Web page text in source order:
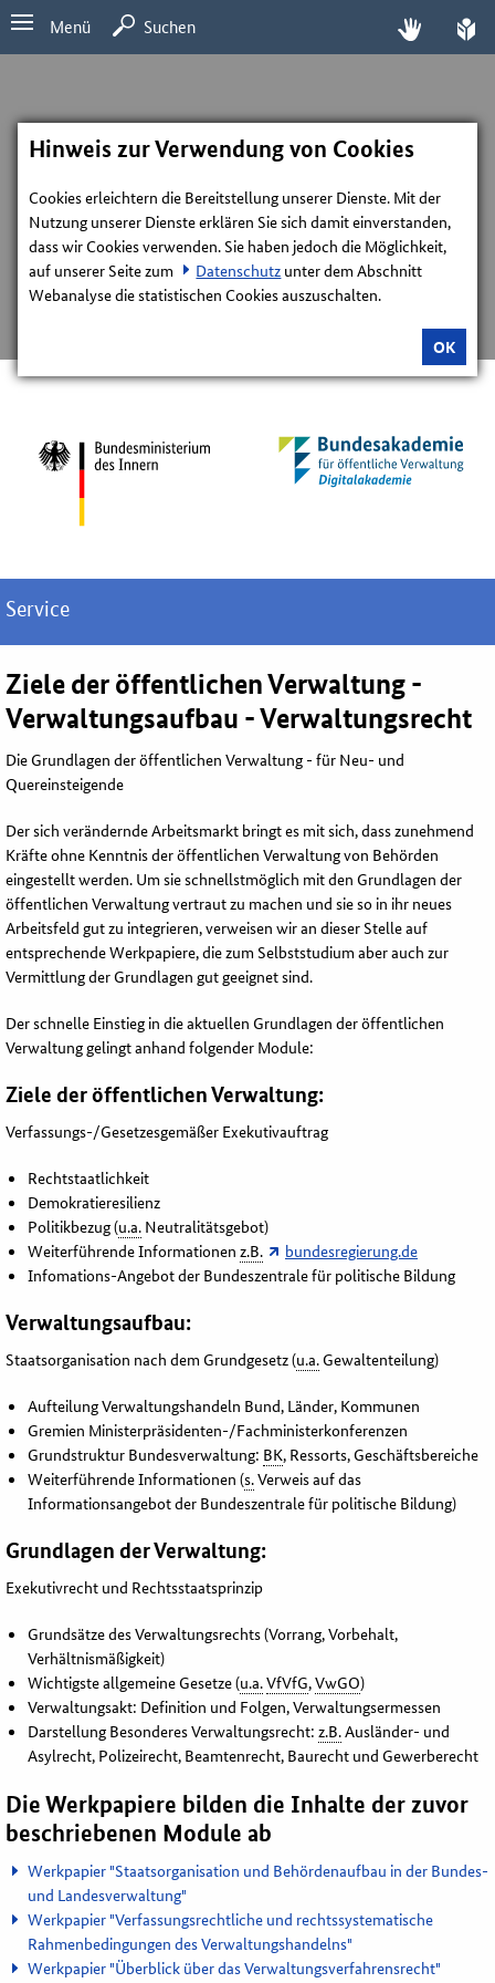
Menü Suchen
Hinweis zur Verwendung von Cookies
Cookies erleichtern die Bereitstellung unserer Dienste. Mit der
Nutzung unserer Dienste erklären Sie sich damit einverstanden,
dass wir Cookies verwenden. Sie haben jedoch die Möglichkeit,
auf unserer Seite zum
Datenschutz unter dem Abschnitt
Webanalyse die statistischen Cookies auszuschalten.
OK
Service
Ziele der öffentlichen Verwaltung -
Verwaltungsaufbau - Verwaltungsrecht
Die Grundlagen der öffentlichen Verwaltung - für Neu- und
Quereinsteigende
Der sich verändernde Arbeitsmarkt bringt es mit sich, dass zunehmend
Kräfte ohne Kenntnis der öffentlichen Verwaltung von Behörden
eingestellt werden. Um sie schnellstmöglich mit den Grundlagen der
öffentlichen Verwaltung vertraut zu machen und sie so in ihr neues
Arbeitsfeld gut zu integrieren, verweisen wir an dieser Stelle auf
entsprechende Werkpapiere, die zum Selbststudium aber auch zur
Vermittlung der Grundlagen gut geeignet sind.
Der schnelle Einstieg in die aktuellen Grundlagen der öffentlichen
Verwaltung gelingt anhand folgender Module:
Ziele der öffentlichen Verwaltung:
Verfassungs-/Gesetzesgemäßer Exekutivauftrag
Rechtstaatlichkeit
Demokratieresilienz
Politikbezug (u.a. Neutralitätsgebot)
Weiterführende Informationen z.B.
bundesregierung.de
Infomations-Angebot der Bundeszentrale für politische Bildung
Verwaltungsaufbau:
Staatsorganisation nach dem Grundgesetz (u.a. Gewaltenteilung)
Aufteilung Verwaltungshandeln Bund, Länder, Kommunen
Gremien Ministerpräsidenten-/Fachministerkonferenzen
Grundstruktur Bundesverwaltung: BK, Ressorts, Geschäftsbereiche
Weiterführende Informationen (s.Verweis auf das
Informationsangebot der Bundeszentrale für politische Bildung)
Grundlagen der Verwaltung:
Exekutivrecht und Rechtsstaatsprinzip
Grundsätze des Verwaltungsrechts (Vorrang, Vorbehalt,
Verhältnismäßigkeit)
Wichtigste allgemeine Gesetze (u.a.VfVfG,VwGO)
Verwaltungsakt: Definition und Folgen, Verwaltungsermessen
Darstellung Besonderes Verwaltungsrecht: z.B.Ausländer- und
Asylrecht, Polizeirecht, Beamtenrecht, Baurecht und Gewerberecht
Die Werkpapiere bilden die Inhalte der zuvor
beschriebenen Module ab
Werkpapier "Staatsorganisation und Behördenaufbau in der Bundes-
und Landesverwaltung"
Werkpapier "Verfassungsrechtliche und rechtssystematische
Rahmenbedingungen des Verwaltungshandelns"
Werkpapier "Überblick über das Verwaltungsverfahrensrecht"